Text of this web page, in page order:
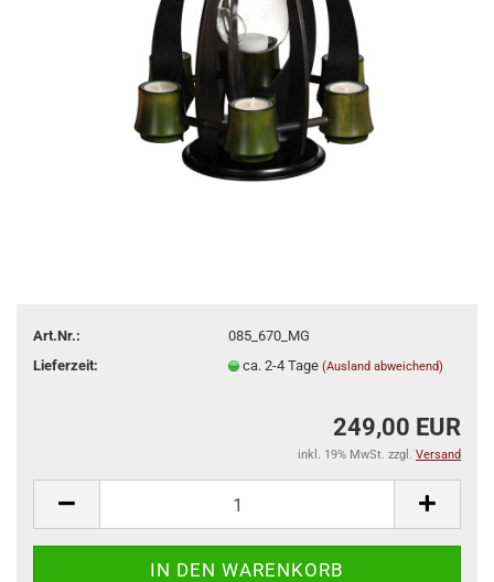
Art.Nr.:
085_670_MG
Lieferzeit:
ca. 2-4 Tage (Ausland abweichend)
249,00 EUR
inkl. 19% MwSt. zzgl. Versand